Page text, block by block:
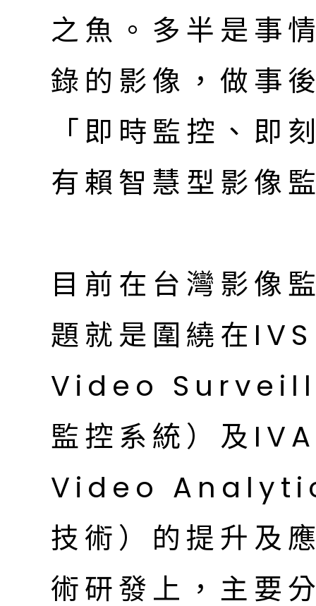
之魚。多半是事
錄的影像，做事
「即時監控、即
有賴智慧型影像
目前在台灣影像
題就是圍繞在
Video
監控系統）及
Video
技術）的提升及
術研發上，主要